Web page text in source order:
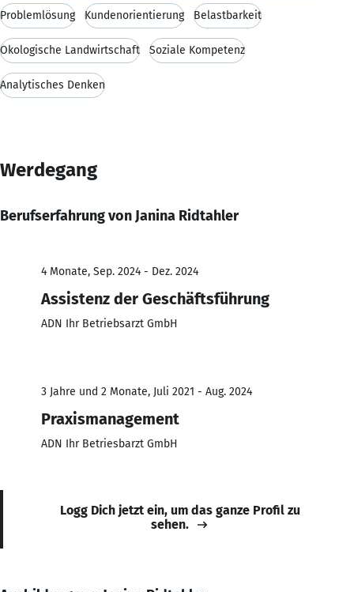
Problemlösung Kundenorientierung Belastbarkeit
Ökologische Landwirtschaft Soziale Kompetenz
Analytisches Denken
Werdegang
Berufserfahrung von Janina Ridtahler
4 Monate, Sep. 2024 - Dez. 2024
Assistenz der Geschäftsführung
ADN Ihr Betriebsarzt GmbH
3 Jahre und 2 Monate, Juli 2021 - Aug. 2024
Praxismanagement
ADN Ihr Betriesbarzt GmbH
Logg Dich jetzt ein, um das ganze Profil zu
sehen.